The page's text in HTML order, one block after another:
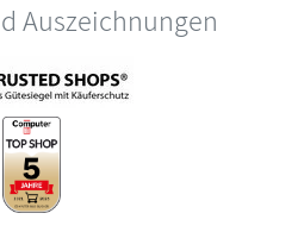
Auszeichnungen